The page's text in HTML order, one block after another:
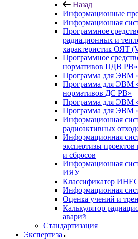
Назад
Информационные
Информационная
Программное
радиационных и
характеристик ОЯТ
Программное
нормативов ПДВ РВ»
Программа для ЭВМ
Программа для ЭВМ
нормативов ДС РВ»
Программа для ЭВМ
Программа для ЭВМ
Информационная
радиоактивных
Информационная
экспертизы
и сбросов
Информационная
ИЯУ
Классификатор ИНЕС
Информационная
Оценка учений и
Калькулятор
аварий
Стандартизация
Экспертиза